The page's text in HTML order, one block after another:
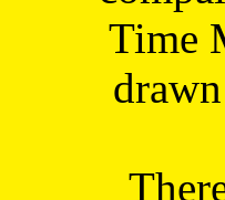
Time